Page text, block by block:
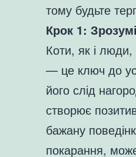
тому будьте
Крок 1:
Коти, як і люди,
— це ключ до
його слід
створює
бажану
покарання,